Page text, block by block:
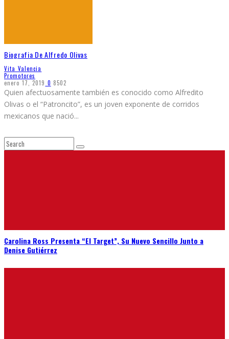
Biografia De Alfredo Olivas
Vita Valencia
Promotores
enero 17, 2019 0 8502
Quien afectuosamente también es conocido como Alfredito
Olivas o el “Patroncito”, es un joven exponente de corridos
mexicanos que nació...
Carolina Ross Presenta “El Target”, Su Nuevo Sencillo Junto a
Denise Gutiérrez